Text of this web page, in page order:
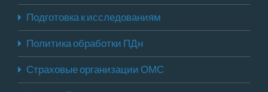
Подготовка к исследованиям
Политика обработки ПДн
Страховые организации ОМС